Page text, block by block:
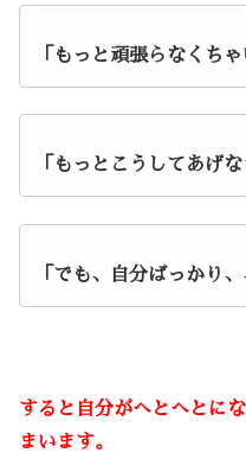
「もっと頑張らなくちゃ
「もっとこうしてあげ
「でも、自分ばっかり、
すると自分がへとへとに
まいます。